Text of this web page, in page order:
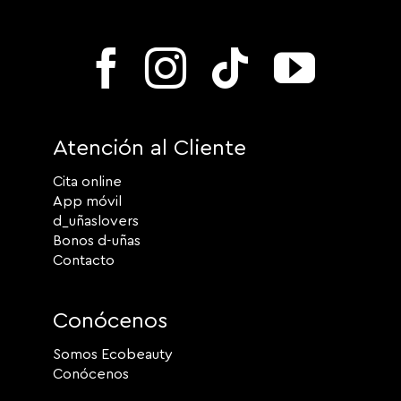
Atención al Cliente
Cita online
App móvil
d_uñaslovers
Bonos d-uñas
Contacto
Conócenos
Somos Ecobeauty
Conócenos